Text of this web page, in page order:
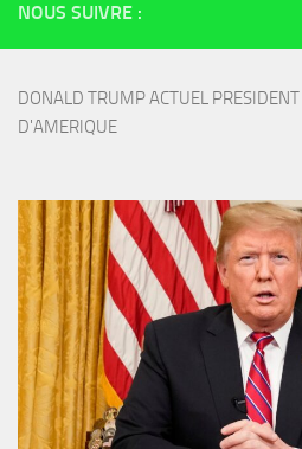
NOUS SUIVRE :
DONALD TRUMP ACTUEL
D'AMERIQUE